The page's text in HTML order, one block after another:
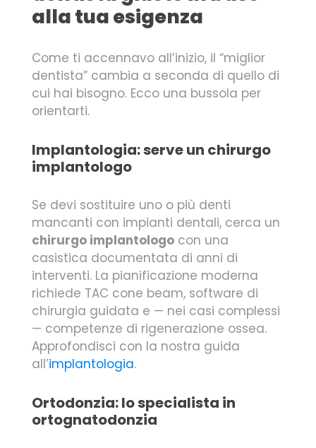
alla tua esigenza
Come ti accennavo all’inizio, il “miglior
dentista” cambia a seconda di quello di
cui hai bisogno. Ecco una bussola per
orientarti.
Implantologia: serve un chirurgo
implantologo
Se devi sostituire uno o più denti
mancanti con impianti dentali, cerca un
chirurgo implantologo con una
casistica documentata di anni di
interventi. La pianificazione moderna
richiede TAC cone beam, software di
chirurgia guidata e — nei casi complessi
— competenze di rigenerazione ossea.
Approfondisci con la nostra guida
all’implantologia.
Ortodonzia: lo specialista in
ortognatodonzia